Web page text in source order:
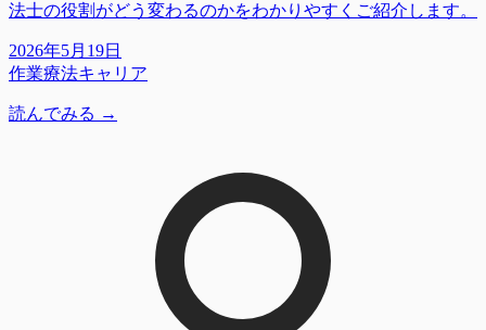
法士の役割がどう変わるのかをわかりやすくご紹介します。
2026年5月19日
作業療法キャリア
読んでみる →